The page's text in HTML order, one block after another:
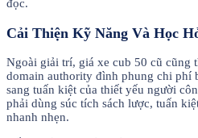
đọc.
Cải Thiện Kỹ Năng Và Học
Ngoài giải trí, giá xe cub 50 cũ cũng
domain authority đình phung chi phí
sang tuấn kiệt của thiết yếu người
phải dùng súc tích sách lược, tuấn
nhanh nhẹn.